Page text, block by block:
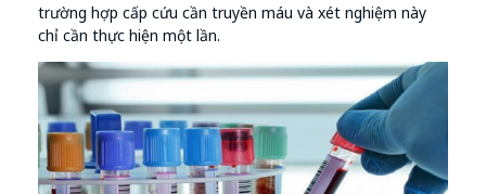
trường hợp cấp cứu cần truyền máu và xét nghiệm này
chỉ cần thực hiện một lần.